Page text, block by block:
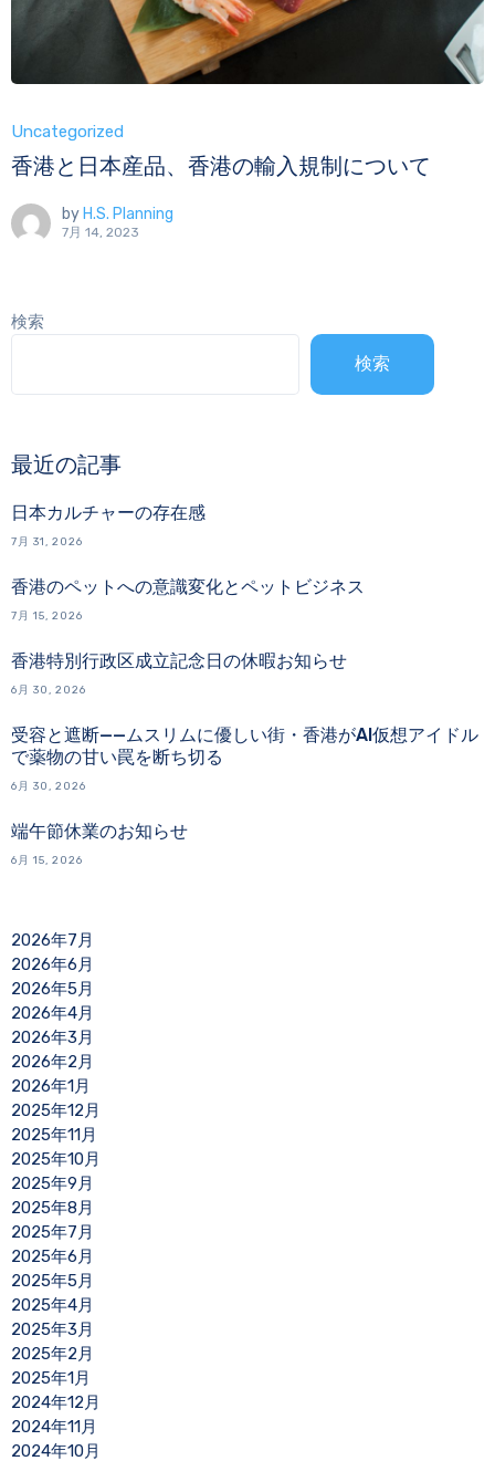
Uncategorized
香港と日本産品、香港の輸入規制について
byH.S. Planning
7月 14, 2023
検索
検索
最近の記事
日本カルチャーの存在感
7月 31, 2026
香港のペットへの意識変化とペットビジネス
7月 15, 2026
香港特別行政区成立記念日の休暇お知らせ
6月 30, 2026
受容と遮断——ムスリムに優しい街・香港がAI仮想アイドル
で薬物の甘い罠を断ち切る
6月 30, 2026
端午節休業のお知らせ
6月 15, 2026
2026年7月
2026年6月
2026年5月
2026年4月
2026年3月
2026年2月
2026年1月
2025年12月
2025年11月
2025年10月
2025年9月
2025年8月
2025年7月
2025年6月
2025年5月
2025年4月
2025年3月
2025年2月
2025年1月
2024年12月
2024年11月
2024年10月